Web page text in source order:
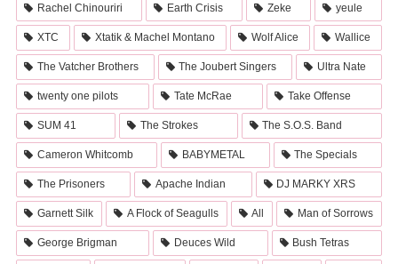
Rachel Chinouriri Earth Crisis Zeke yeule
XTC Xtatik & Machel Montano Wolf Alice Wallice
The Vatcher Brothers The Joubert Singers Ultra Nate
twenty one pilots Tate McRae Take Offense
SUM 41 The Strokes The S.O.S. Band
Cameron Whitcomb BABYMETAL The Specials
The Prisoners Apache Indian DJ MARKY XRS
Garnett Silk A Flock of Seagulls All Man of Sorrows
George Brigman Deuces Wild Bush Tetras